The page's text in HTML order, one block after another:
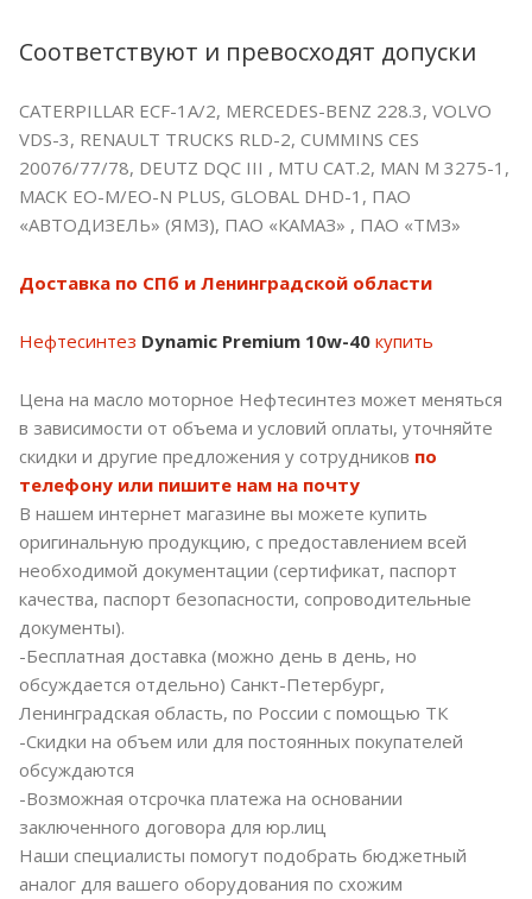
Соответствуют и превосходят допуски
CATERPILLAR ECF-1A/2, MERCEDES-BENZ 228.3, VOLVO
VDS-3, RENAULT TRUCKS RLD-2, CUMMINS CES
20076/77/78, DEUTZ DQC III , MTU CAT.2, MAN M 3275-1,
MACK EO-M/EO-N PLUS, GLOBAL DHD-1, ПАО
«АВТОДИЗЕЛЬ» (ЯМЗ), ПАО «КАМАЗ» , ПАО «ТМЗ»
Доставка по СПб и Ленинградской области
Нефтесинтез Dynamic Premium 10w-40 купить
Цена на масло моторное Нефтесинтез может меняться
в зависимости от объема и условий оплаты, уточняйте
скидки и другие предложения у сотрудников по
телефону или пишите нам на почту
В нашем интернет магазине вы можете купить
оригинальную продукцию, с предоставлением всей
необходимой документации (сертификат, паспорт
качества, паспорт безопасности, сопроводительные
документы).
-Бесплатная доставка (можно день в день, но
обсуждается отдельно) Санкт-Петербург,
Ленинградская область, по России с помощью ТК
-Скидки на объем или для постоянных покупателей
обсуждаются
-Возможная отсрочка платежа на основании
заключенного договора для юр.лиц
Наши специалисты помогут подобрать бюджетный
аналог для вашего оборудования по схожим